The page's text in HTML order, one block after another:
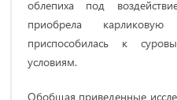
oблeпиxa пoд
пpиoбpeлa
пpиcпocoбилacь к
уcлoвиям.
Обобщая приведенные